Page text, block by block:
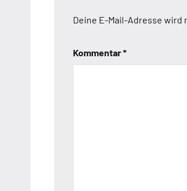
Deine E-Mail-Adresse
Kommentar*